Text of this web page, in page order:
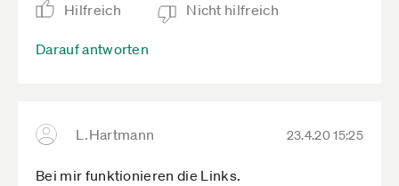
Hilfreich Nicht hilfreich
Darauf antworten
L.Hartmann 23.4.20 15:25
Bei mir funktionieren die Links.